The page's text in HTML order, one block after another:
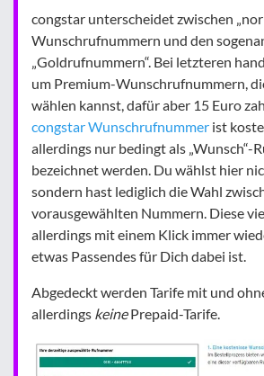
congstar unterscheidet zwischen
Wunschrufnummern und den
„Goldrufnummern“. Bei letzteren
um Premium-Wunschrufnummern,
wählen kannst, dafür aber 15 Euro
congstar Wunschrufnummer ist
allerdings nur bedingt als „Wunsch“-
bezeichnet werden. Du wählst hier
sondern hast lediglich die Wahl
vorausgewählten Nummern. Diese
allerdings mit einem Klick immer
etwas Passendes für Dich dabei ist.
Abgedeckt werden Tarife mit und
allerdings keinePrepaid-Tarife.